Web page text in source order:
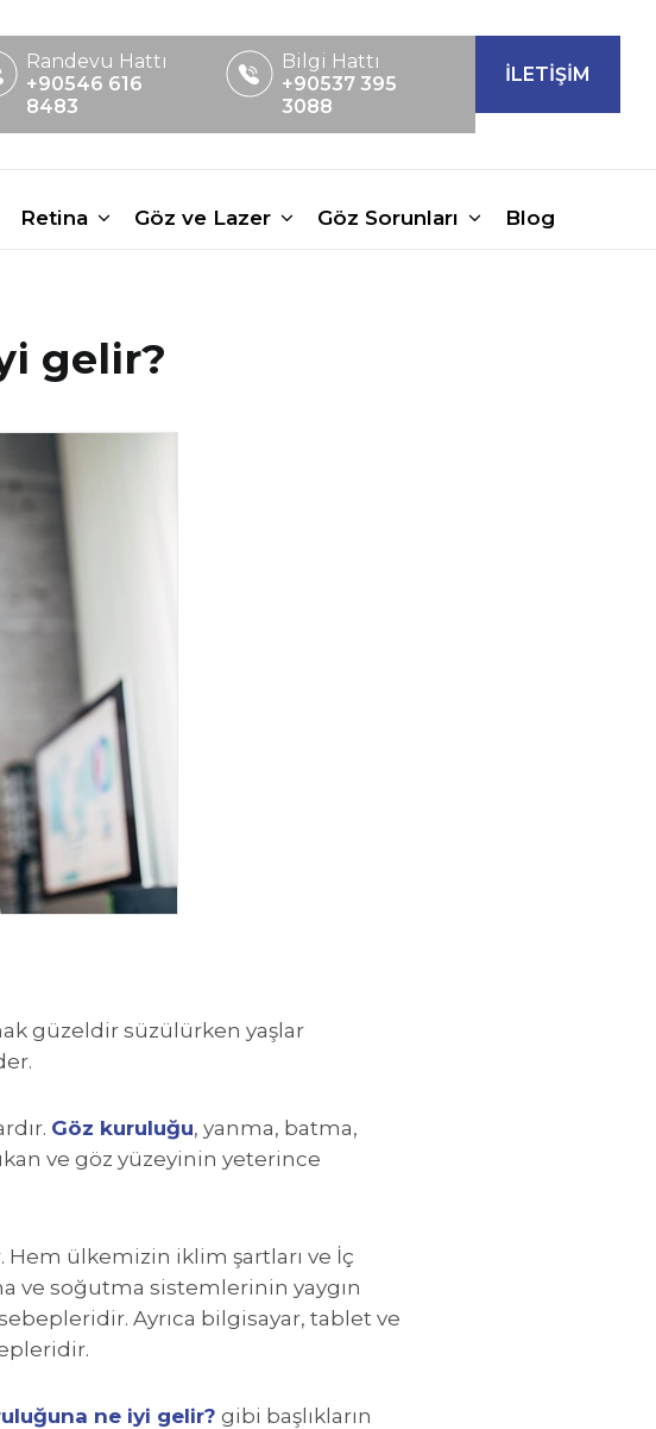
İLETİŞİM
Randevu Hattı
+90546 616
8483
Bilgi Hattı
+90537 395
3088
Retina Göz ve Lazer Göz Sorunları Blog
gelir?
güzeldir süzülürken yaşlar
Göz kuruluğu, yanma, batma,
ve göz yüzeyinin yeterince
Hem ülkemizin iklim şartları ve İç
ve soğutma sistemlerinin yaygın
Ayrıca bilgisayar, tablet ve
ne iyi gelir? gibi başlıkların